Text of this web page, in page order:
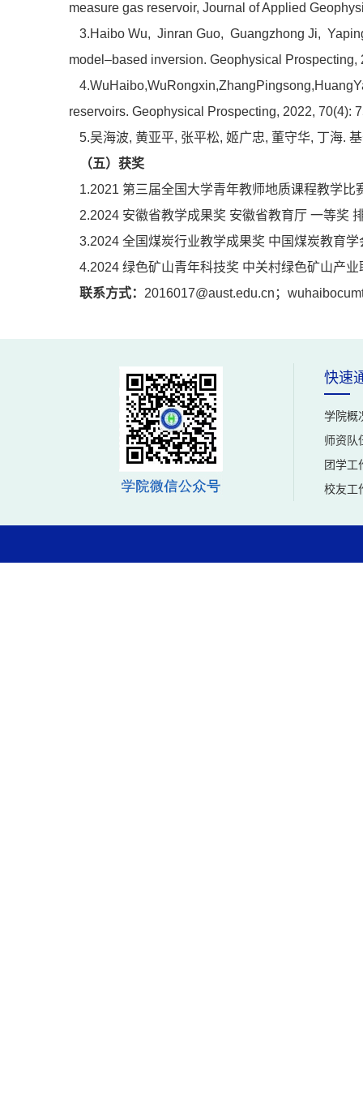
measure gas reservoir, Journal of Applied
3.Haibo Wu, Jinran Guo, Guangzhong Ji,
model–based inversion. Geophysical Prospecting,
reservoirs. Geophysical Prospecting, 2022, 70(4):
5.吴海波, 黄亚平, 张平松, 姬广忠, 董守华, 丁海.
（五） 获奖
1.2021 第三届全国大学青年教师地质课程教学比
2.2024 安徽省教学成果奖 安徽省教育厅 一等奖
3.2024 全国煤炭行业教学成果奖 中国煤炭教育学
4.2024 绿色矿山青年科技奖 中关村绿色矿山产业
联系方式： 2016017@aust.edu.cn；
快速
学院概
师资队
团学工
校友工